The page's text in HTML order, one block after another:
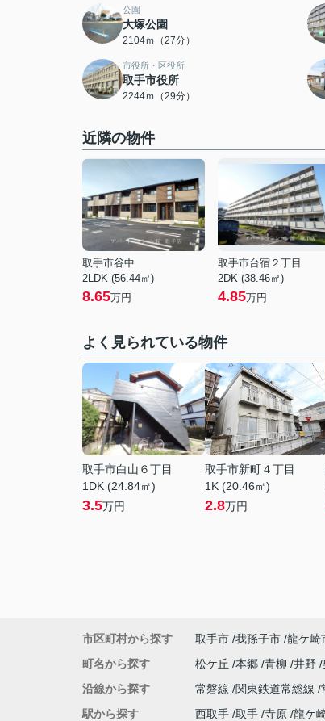
公園
大塚公園
2104ｍ（27分）
市役所・区役所
取手市役所
2244ｍ（29分）
近隣の物件
取手市谷中
2LDK (56.44㎡)
8.65万円
取手市台宿２丁目
2DK (38.46㎡)
4.85万円
よく見られている物件
取手市白山６丁目
1DK (24.84㎡)
3.5万円
取手市新町４丁目
1K (20.46㎡)
2.8万円
市区町村から探す 取手市 我孫子市 龍ケ崎
町名から探す
松ケ丘 本郷 青柳 井野
沿線から探す
常磐線 関東鉄道常総線
駅から探す
西取手 取手 寺原 龍ケ